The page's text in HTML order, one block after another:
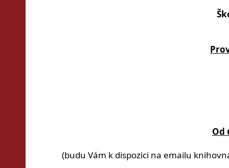
Od
(budu Vám k dispozici na emailu